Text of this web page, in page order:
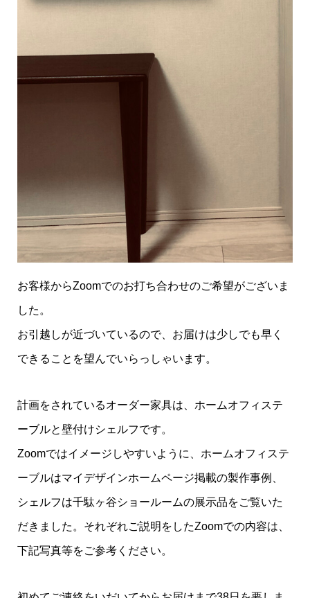
お客様からZoomでのお打ち合わせのご希望がございま
した。
お引越しが近づいているので、お届けは少しでも早く
できることを望んでいらっしゃいます。
計画をされているオーダー家具は、ホームオフィステ
ーブルと壁付けシェルフです。
Zoomではイメージしやすいように、ホームオフィステ
ーブルはマイデザインホームページ掲載の製作事例、
シェルフは千駄ヶ谷ショールームの展示品をご覧いた
だきました。それぞれご説明をしたZoomでの内容は、
下記写真等をご参考ください。